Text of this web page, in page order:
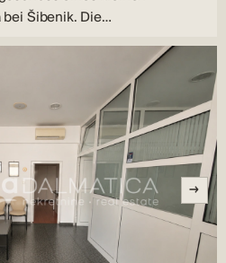
Šibenik. Die…